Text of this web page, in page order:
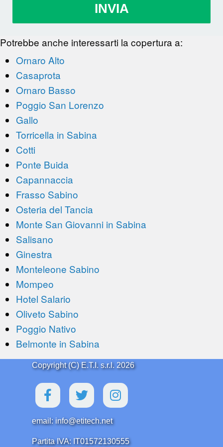
INVIA
Potrebbe anche interessarti la copertura a:
Ornaro Alto
Casaprota
Ornaro Basso
Poggio San Lorenzo
Gallo
Torricella in Sabina
Cotti
Ponte Buida
Capannaccia
Frasso Sabino
Osteria del Tancia
Monte San Giovanni in Sabina
Salisano
Ginestra
Monteleone Sabino
Mompeo
Hotel Salario
Oliveto Sabino
Poggio Nativo
Belmonte in Sabina
Copyright (C) E.T.I. s.r.l. 2026
email: info@etitech.net
Partita IVA: IT01572130555